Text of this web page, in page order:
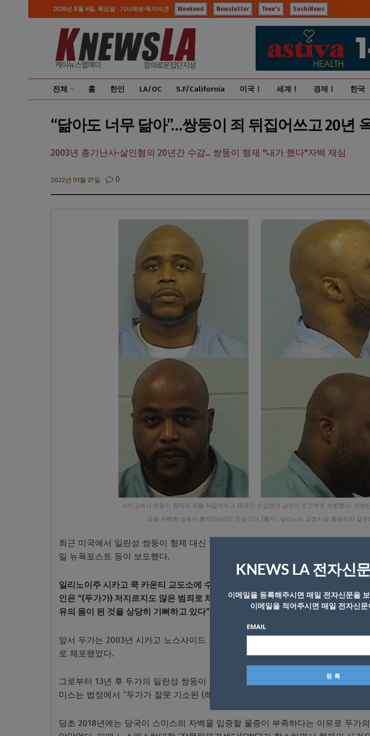
2026년 8월 6일, 목요일 기사제보·독자의견 Weekend Newsletter Teen's SushiNews
전체 홈 한인 LA/OC S.F/California 미국Ⅰ 세계Ⅰ 경제Ⅰ 한국
“닮아도 너무 닮아”…쌍둥이 죄 뒤집어쓰고 20년
2003년 총기난사·살인혐의 20년간 수감.. 쌍둥이 형제 "내가 했다"자백 재심
2022년 01월 27일 0
시카고에서 쌍둥이 형제의 죄를 뒤집어쓰고 20년간 수감됐던 남성이 조건부로 석방됐다. 석방
죄를 자백한 쌍둥이 형제(아래)의 모습이다. (출처 : 일리노이 교정시설 홈페이지 갈무
최근 미국에서 일란성 쌍둥이 형제 대신 약 20년간 옥살이한 남성이 형제의 뒤늦은
일 뉴욕포스트 등이 보도했다.
일리노이주 시카고 쿡 카운티 교도소에 수감됐던 케빈 두가(44)가 지난 25일 조건부
인은 “(두가가) 저지르지도 않은 범죄로 체포됐던 20년 전과 많이 달라진 세상에 적
유의 몸이 된 것을 상당히 기뻐하고 있다”고 전했다.
앞서 두가는 2003년 시카고 노스사이드 교차로에서 경쟁 관계에 있는 갱단 일원에
로 체포됐었다.
그로부터 13년 후 두가의 일란성 쌍둥이 형제 카를 스미스가 해당 사건은 자신이
미스는 법정에서 “두가가 잘못 기소된 (해당) 혐의는 제가 저지른 것”이라고 자백했
당초 2018년에는 당국이 스미스의 자백을 입증할 물증이 부족하다는 이유로 두가
KNEWS LA 전자신
이메일을 등록해주시면 매일 전자신문을
이메일을 적어주시면 매일 전자신
EMAIL